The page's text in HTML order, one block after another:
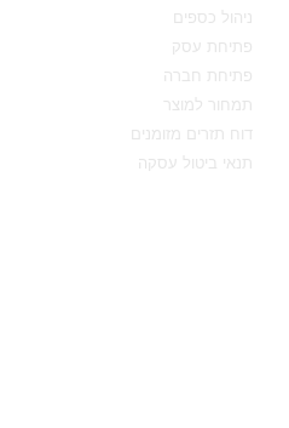
ניהול כספים
פתיחת עסק
פתיחת חברה
תמחור למוצר
דוח תזרים מזומנים
תנאי ביטול עסקה